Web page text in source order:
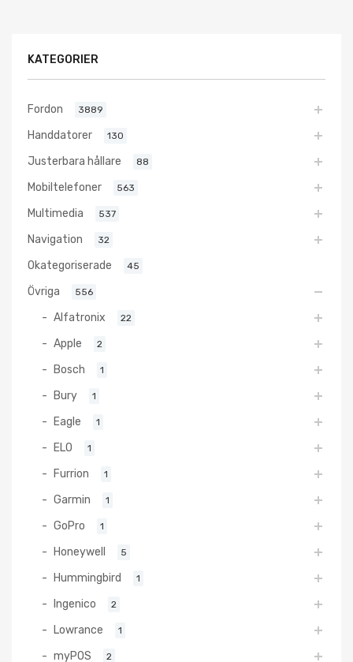
KATEGORIER
Fordon 3889
Handdatorer 130
Justerbara hållare 88
Mobiltelefoner 563
Multimedia 537
Navigation 32
Okategoriserade 45
Övriga 556
Alfatronix 22
Apple 2
Bosch 1
Bury 1
Eagle 1
ELO 1
Furrion 1
Garmin 1
GoPro 1
Honeywell 5
Hummingbird 1
Ingenico 2
Lowrance 1
myPOS 2